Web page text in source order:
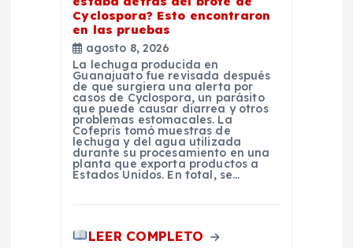
Cyclospora? Esto encontraron
en las pruebas
agosto 8, 2026
La lechuga producida en
Guanajuato fue revisada después
de que surgiera una alerta por
casos de Cyclospora, un parásito
que puede causar diarrea y otros
problemas estomacales. La
Cofepris tomó muestras de
lechuga y del agua utilizada
durante su procesamiento en una
planta que exporta productos a
Estados Unidos. En total, se…
LEER COMPLETO